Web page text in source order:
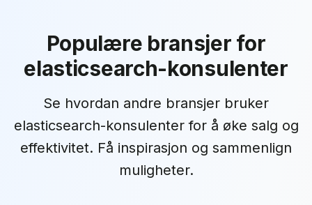
Populære bransjer for
elasticsearch-konsulenter
Se hvordan andre bransjer bruker
elasticsearch-konsulenterfor å øke salg og
effektivitet. Få inspirasjon og sammenlign
muligheter.